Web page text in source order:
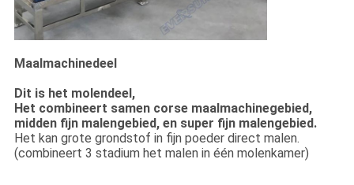
Maalmachinedeel
Dit is het molendeel,
Het combineert samen corse maalmachinegebied,
midden fijn malengebied, en super fijn malengebied.
Het kan grote grondstof in fijn poeder direct malen.
(combineert 3 stadium het malen in één molenkamer)